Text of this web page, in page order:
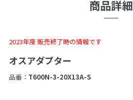
商品詳細
2023年度 販売終了時の情報です
オスアダプター
品番： T600N-3-20X13A-S